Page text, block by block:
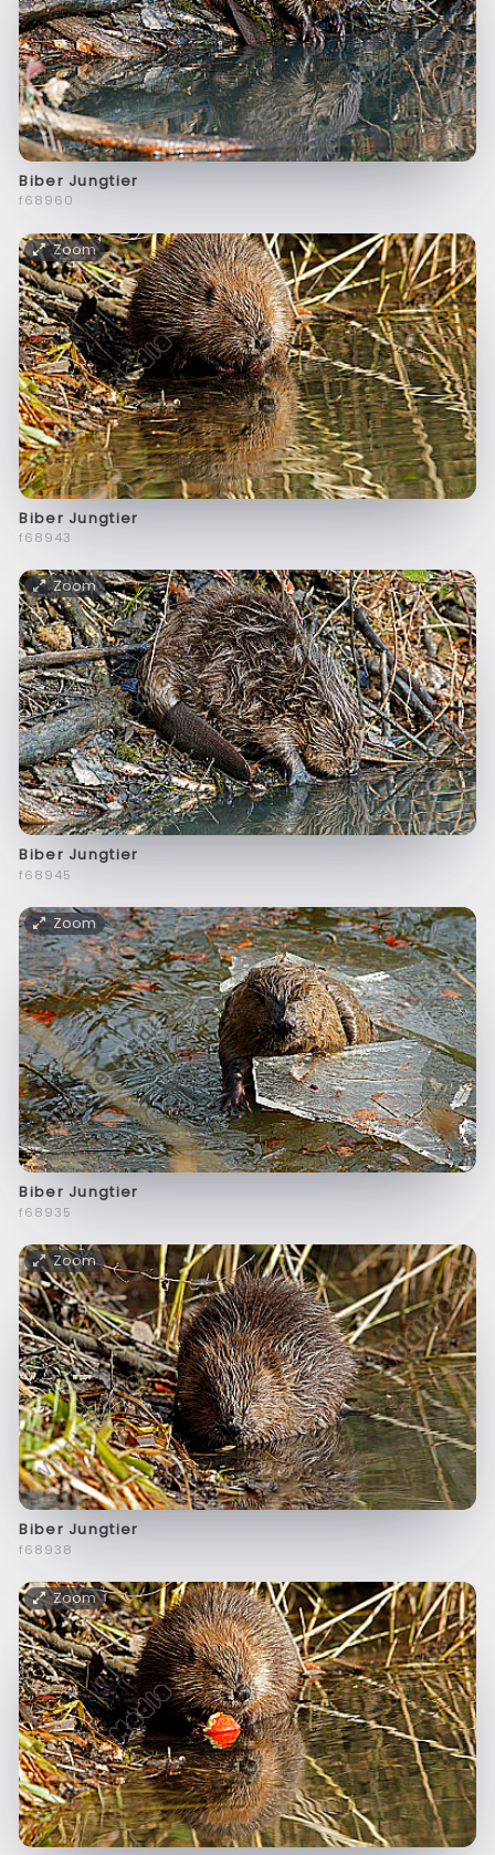
Biber Jungtier
f68960
Zoom
Biber Jungtier
f68943
Zoom
Biber Jungtier
f68945
Zoom
Biber Jungtier
f68935
Zoom
Biber Jungtier
f68938
Zoom